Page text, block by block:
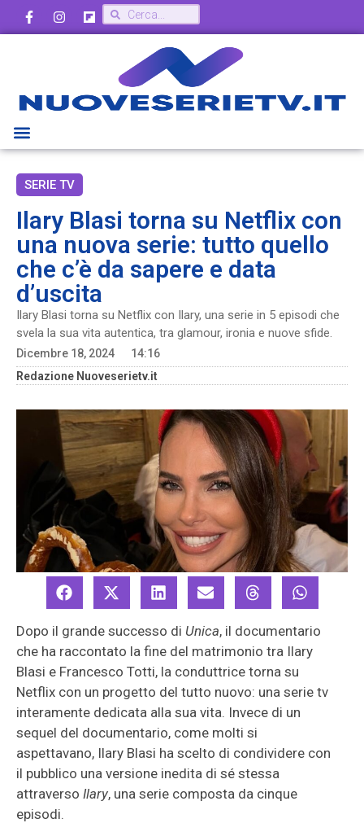
SERIE TV
Ilary Blasi torna su Netflix con
una nuova serie: tutto quello
che c’è da sapere e data
d’uscita
Ilary Blasi torna su Netflix con Ilary, una serie in 5 episodi che
svela la sua vita autentica, tra glamour, ironia e nuove sfide.
Dicembre 18, 2024
14:16
Redazione Nuoveserietv.it
Dopo il grande successo di Unica, il documentario
che ha raccontato la fine del matrimonio tra Ilary
Blasi e Francesco Totti, la conduttrice torna su
Netflix con un progetto del tutto nuovo: una serie tv
interamente dedicata alla sua vita. Invece di un
sequel del documentario, come molti si
aspettavano, Ilary Blasi ha scelto di condividere con
il pubblico una versione inedita di sé stessa
attraverso Ilary, una serie composta da cinque
episodi.